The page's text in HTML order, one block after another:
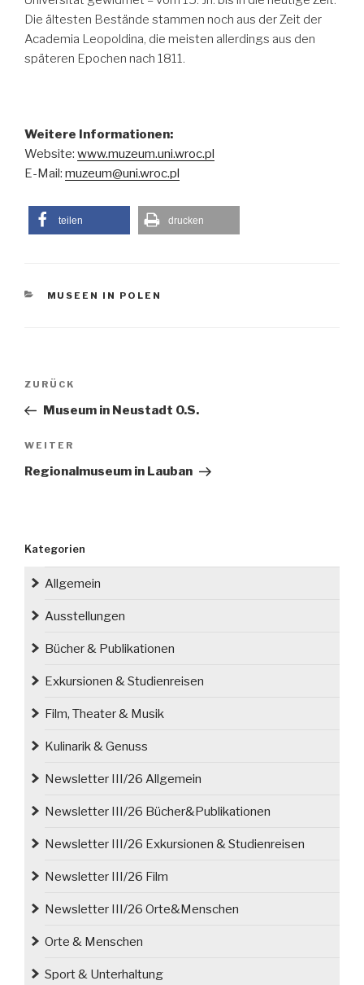
Die ältesten Bestände stammen noch aus der Zeit der
Academia Leopoldina, die meisten allerdings aus den
späteren Epochen nach 1811.
Weitere Informationen:
Website: www.muzeum.uni.wroc.pl
E-Mail: muzeum@uni.wroc.pl
teilen drucken
MUSEEN IN POLEN
Vorheriger
Beitrag
ZURÜCK
Museum in Neustadt O.S.
Nächster
Beitrag
WEITER
Regionalmuseum in Lauban
Kategorien
Allgemein
Ausstellungen
Bücher & Publikationen
Exkursionen & Studienreisen
Film, Theater & Musik
Kulinarik & Genuss
Newsletter III/26 Allgemein
Newsletter III/26 Bücher&Publikationen
Newsletter III/26 Exkursionen & Studienreisen
Newsletter III/26 Film
Newsletter III/26 Orte&Menschen
Orte & Menschen
Sport & Unterhaltung